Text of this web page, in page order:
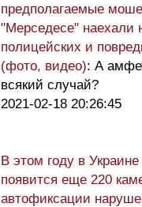
предполагаемые
"Мерседесе" наехали
полицейских и
(фото, видео): А
всякий случай?
2021-02-18 20:26:45
В этом году в Украине
появится еще 220
автофиксации